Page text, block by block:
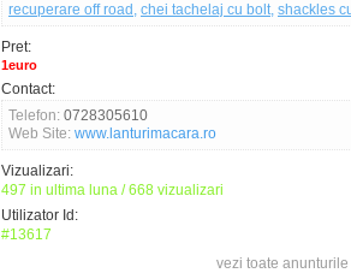
recuperare off road , chei tachelaj cu bolt, shackles
Pret:
1euro
Contact:
Telefon: 0728305610
Web Site: www.lanturimacara.ro
Vizualizari:
497 in ultima luna / 668 vizualizari
Utilizator Id:
#13617
vezi toate